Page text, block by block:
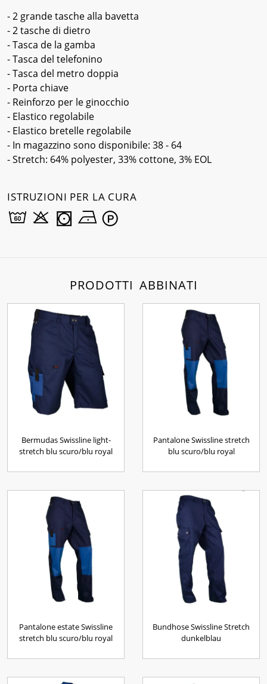
- 2 grande tasche alla bavetta
- 2 tasche di dietro
- Tasca de la gamba
- Tasca del telefonino
- Tasca del metro doppia
- Porta chiave
- Reinforzo per le ginocchio
- Elastico regolabile
- Elastico bretelle regolabile
- In magazzino sono disponibile: 38 - 64
- Stretch: 64% polyester, 33% cottone, 3% EOL
ISTRUZIONI PER LA CURA
PRODOTTI ABBINATI
Bermudas Swissline light-
stretch blu scuro/blu royal
Pantalone Swissline stretch
blu scuro/blu royal
Pantalone estate Swissline
stretch blu scuro/blu royal
Bundhose Swissline Stretch
dunkelblau